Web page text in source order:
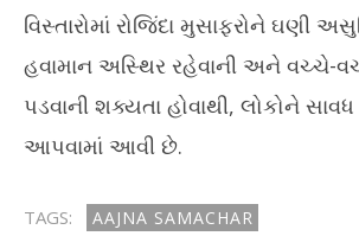
વિસ્તારોમાં રોજિંદા મુસાફરોને ઘણી
હવામાન અસ્થિર રહેવાની અને વચ્ચે-
પડવાની શક્યતા હોવાથી, લોકોને
આપવામાં આવી છે.
TAGS:
AAJNA SAMACHAR